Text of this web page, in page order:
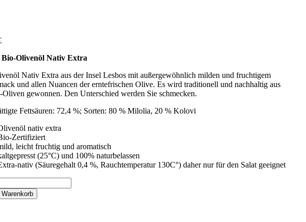
Olivenöl Nativ Extra
Nativ Extra aus der Insel Lesbos mit außergewöhnlich milden und fruchtigem
und allen Nuancen der erntefrischen Olive. Es wird traditionell und nachhaltig aus
Oliven gewonnen. Den Unterschied werden Sie schmecken.
Fettsäuren: 72,4 %; Sorten: 80 % Milolia, 20 % Kolovi
nativ extra
Zertifiziert
leicht fruchtig und aromatisch
(25°C) und 100% naturbelassen
nativ (Säuregehalt 0,4 %, Rauchtemperatur 130C°) daher nur für den Salat geeignet
Warenkorb